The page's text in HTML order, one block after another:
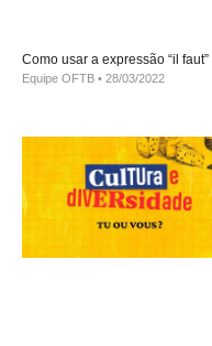
Como usar a expressão “il faut”
Equipe OFTB 28/03/2022